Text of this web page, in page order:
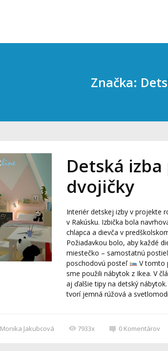
Značka:
Detská izba
dvojičky
Interiér detskej izby v projekte
v Rakúsku. Izbička bola
chlapca a dievča v
Požiadavkou bolo, aby každé
miestečko – samostatnú
poschodovú posteľ
V tomto
sme použili nábytok z Ikea. V
aj ďalšie tipy na detský
tvorí jemná rúžová a
Monika Jakubcová 7933x 0 Komentárov